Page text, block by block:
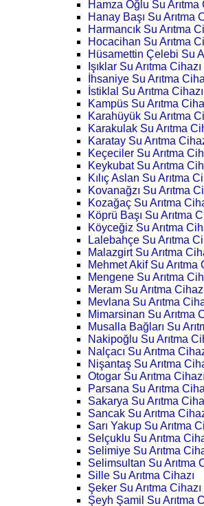
Hamza Oğlu Su Arıtma
Hanay Başı Su Arıtma
Harmancık Su Arıtma
Hocacihan Su Arıtma
Hüsamettin Çelebi Su
Işıklar Su Arıtma Cihazı
İhsaniye Su Arıtma
İstiklal Su Arıtma Cihazı
Kampüs Su Arıtma
Karahüyük Su Arıtma
Karakulak Su Arıtma
Karatay Su Arıtma
Keçeciler Su Arıtma
Keykubat Su Arıtma
Kılıç Aslan Su Arıtma
Kovanağzı Su Arıtma
Kozağaç Su Arıtma
Köprü Başı Su Arıtma
Köyceğiz Su Arıtma
Lalebahçe Su Arıtma
Malazgirt Su Arıtma
Mehmet Akif Su Arıtma
Mengene Su Arıtma
Meram Su Arıtma
Mevlana Su Arıtma
Mimarsinan Su Arıtma
Musalla Bağları Su
Nakipoğlu Su Arıtma
Nalçacı Su Arıtma
Nişantaş Su Arıtma
Otogar Su Arıtma Cihazı
Parsana Su Arıtma
Sakarya Su Arıtma
Sancak Su Arıtma
Sarı Yakup Su Arıtma
Selçuklu Su Arıtma
Selimiye Su Arıtma
Selimsultan Su Arıtma
Sille Su Arıtma Cihazı
Şeker Su Arıtma Cihazı
Şeyh Şamil Su Arıtma